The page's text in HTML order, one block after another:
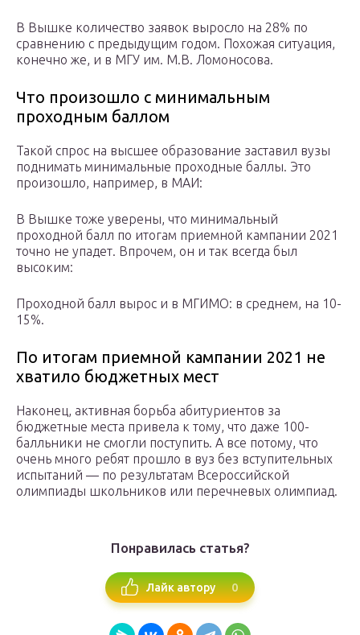
В Вышке количество заявок выросло на 28% по
сравнению с предыдущим годом. Похожая ситуация,
конечно же, и в МГУ им. М.В. Ломоносова.
Что произошло с минимальным
проходным баллом
Такой спрос на высшее образование заставил вузы
поднимать минимальные проходные баллы. Это
произошло, например, в МАИ:
В Вышке тоже уверены, что минимальный
проходной балл по итогам приемной кампании 2021
точно не упадет. Впрочем, он и так всегда был
высоким:
Проходной балл вырос и в МГИМО: в среднем, на 10-
15%.
По итогам приемной кампании 2021 не
хватило бюджетных мест
Наконец, активная борьба абитуриентов за
бюджетные места привела к тому, что даже 100-
балльники не смогли поступить. А все потому, что
очень много ребят прошло в вуз без вступительных
испытаний — по результатам Всероссийской
олимпиады школьников или перечневых олимпиад.
Понравилась статья?
Лайк автору 0